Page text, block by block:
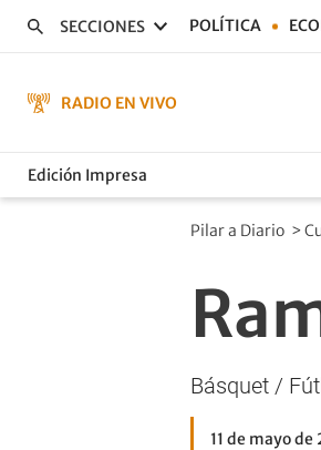
SECCIONES POLÍTICA
RADIO EN VIVO
Edición Impresa
Pilar a Diario >
Básquet /
11 de mayo